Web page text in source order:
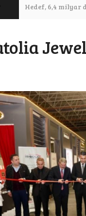
Hedef, 6,4 milyar